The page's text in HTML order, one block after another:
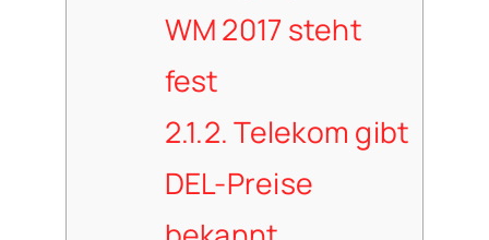
WM 2017 steht
fest
2.1.2.Telekom gibt
DEL-Preise